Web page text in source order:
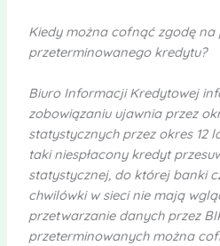
Kiedy można cofnąć zgodę
przeterminowanego kredytu?
Biuro Informacji Kredytowej
zobowiązaniu ujawnia przez
statystycznych przez okres 12
taki niespłacony kredyt
statystycznej, do której banki
chwilówki w sieci nie mają
przetwarzanie danych przez
przeterminowanych można